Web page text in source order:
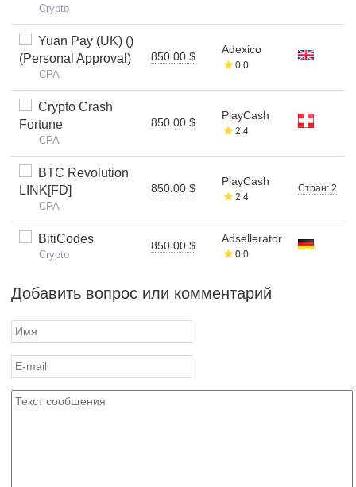
Crypto
Yuan Pay (UK) ()
(Personal Approval)
CPA
850.00 $
Adexico
0.0
Crypto Crash
Fortune
CPA
850.00 $
PlayCash
2.4
BTC Revolution
LINK[FD]
CPA
850.00 $
PlayCash
2.4
Стран: 2
BitiCodes
Crypto
850.00 $
Adsellerator
0.0
Добавить вопрос или комментарий